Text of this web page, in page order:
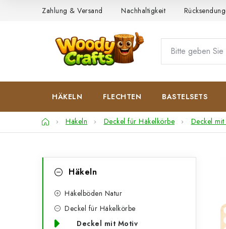
Zahlung & Versand Nachhaltigkeit
HÄKELN FLECHTEN BASTELSETS
StartseiteHäkeln Deckel für Häkelkörbe Deckel
überspringen
Häkeln
Häkelböden Natur
Deckel für Häkelkörbe
Deckel mit Motiv